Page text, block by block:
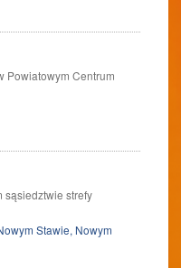
Powiatowym Centrum
sąsiedztwie strefy
Stawie, Nowym